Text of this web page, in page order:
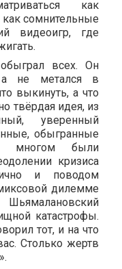
как
как сомнительные
видеоигр, где
всех. Он
а не метался в
выкинуть, а что
твёрдая идея, из
уверенный
обыгранные
многом были
кризиса
и поводом
дилемме
катастрофы.
тот, и на что
Столько жертв